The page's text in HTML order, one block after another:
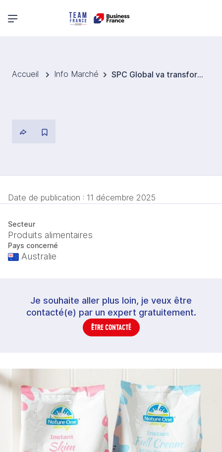
Menu principal
Accueil Info Marché SPC Global va transformer des produits laitiers pour Fonterra
Date de publication : 11 décembre 2025
Secteur
Produits alimentaires
Pays concerné
Australie
Je souhaite aller plus loin, je veux être
contacté(e) par un expert gratuitement.
ÊTRE CONTACTÉ